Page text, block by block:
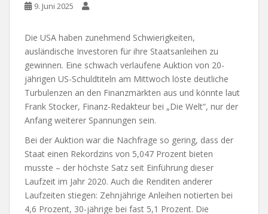
9. Juni 2025
Die USA haben zunehmend Schwierigkeiten,
ausländische Investoren für ihre Staatsanleihen zu
gewinnen. Eine schwach verlaufene Auktion von 20-
jährigen US-Schuldtiteln am Mittwoch löste deutliche
Turbulenzen an den Finanzmärkten aus und könnte laut
Frank Stocker, Finanz-Redakteur bei „Die Welt“, nur der
Anfang weiterer Spannungen sein.
Bei der Auktion war die Nachfrage so gering, dass der
Staat einen Rekordzins von 5,047 Prozent bieten
musste – der höchste Satz seit Einführung dieser
Laufzeit im Jahr 2020. Auch die Renditen anderer
Laufzeiten stiegen: Zehnjährige Anleihen notierten bei
4,6 Prozent, 30-jährige bei fast 5,1 Prozent. Die